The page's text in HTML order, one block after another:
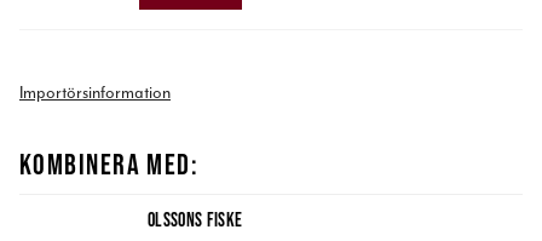
Importörsinformation
KOMBINERA MED:
OLSSONS FISKE